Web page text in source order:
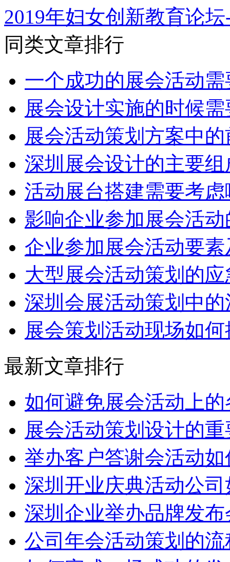
2019年妇女创新教育论
同类文章排行
一个成功的展会活动
展会设计实施的时候
展会活动策划方案中
深圳展会设计的主要
活动展台搭建需要考
影响企业参加展会活
企业参加展会活动要
大型展会活动策划的
深圳会展活动策划中
展会策划活动现场如
最新文章排行
如何避免展会活动上
展会活动策划设计的
举办客户答谢会活动
深圳开业庆典活动公
深圳企业举办品牌发
公司年会活动策划的